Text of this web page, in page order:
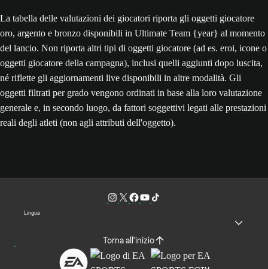
La tabella delle valutazioni dei giocatori riporta gli oggetti giocatore
oro, argento e bronzo disponibili in Ultimate Team {year} al momento
del lancio. Non riporta altri tipi di oggetti giocatore (ad es. eroi, icone o
oggetti giocatore della campagna), inclusi quelli aggiunti dopo luscita,
né riflette gli aggiornamenti live disponibili in altre modalità. Gli
oggetti filtrati per grado vengono ordinati in base alla loro valutazione
generale e, in secondo luogo, da fattori soggettivi legati alle prestazioni
reali degli atleti (non agli attributi dell'oggetto).
Lingua
Torna all'inizio